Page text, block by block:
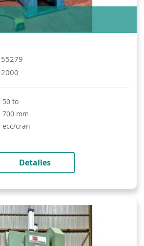
55279
2000
50 to
700 mm
ecc/cran
Detalles